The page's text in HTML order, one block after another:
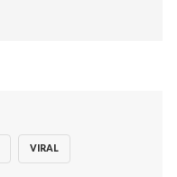
VIRAL